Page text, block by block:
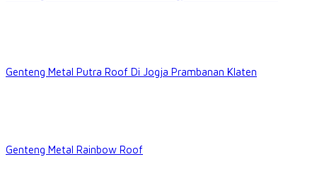
Genteng Metal Putra Roof Di Jogja Prambanan Klaten
Genteng Metal Rainbow Roof